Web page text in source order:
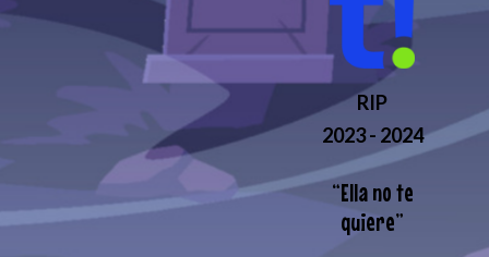
RIP
2023 - 2024
“Ella no te
quiere”